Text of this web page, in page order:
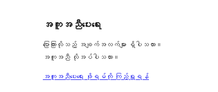
0
စောင်
အကူအညီပေးရေး
ပြောကြားလိုသည့် အချက်အလက်များ ရှိပါသလား။
အကူအညီ လိုအပ်ပါသလား။
အကူအညီပေးရေး ဖိုရမ်ကို ကြည့်ရှုရန်